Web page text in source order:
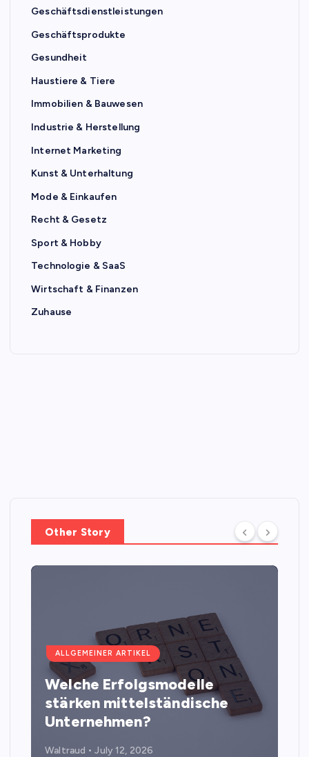
Geschäftsdienstleistungen
Geschäftsprodukte
Gesundheit
Haustiere & Tiere
Immobilien & Bauwesen
Industrie & Herstellung
Internet Marketing
Kunst & Unterhaltung
Mode & Einkaufen
Recht & Gesetz
Sport & Hobby
Technologie & SaaS
Wirtschaft & Finanzen
Zuhause
Other Story
ALLGEMEINER ARTIKEL
Welche Erfolgsmodelle
stärken mittelständische
Unternehmen?
Waltraud July 12, 2026